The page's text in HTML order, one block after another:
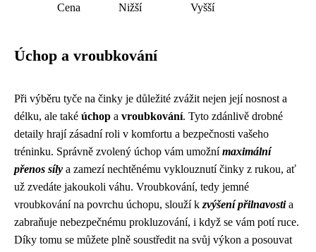
Cena Nižší Vyšší
Úchop a vroubkování
Při výběru tyče na činky je důležité zvážit nejen její nosnost a
délku, ale také úchop a vroubkování. Tyto zdánlivě drobné
detaily hrají zásadní roli v komfortu a bezpečnosti vašeho
tréninku. Správně zvolený úchop vám umožnímaximální
přenos síly a zamezí nechtěnému vyklouznutí činky z rukou, ať
už zvedáte jakoukoli váhu. Vroubkování, tedy jemné
vroubkování na povrchu úchopu, slouží k zvýšení přilnavostia
zabraňuje nebezpečnému prokluzování, i když se vám potí ruce.
Díky tomu se můžete plně soustředit na svůj výkon a posouvat